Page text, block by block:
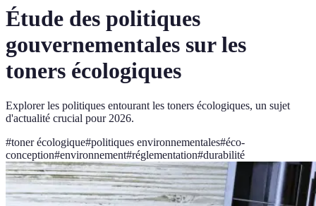
Étude des politiques
gouvernementales sur les
toners écologiques
Explorer les politiques entourant les toners écologiques, un sujet
d'actualité crucial pour 2026.
#toner écologique#politiques environnementales#éco-
conception#environnement#réglementation#durabilité